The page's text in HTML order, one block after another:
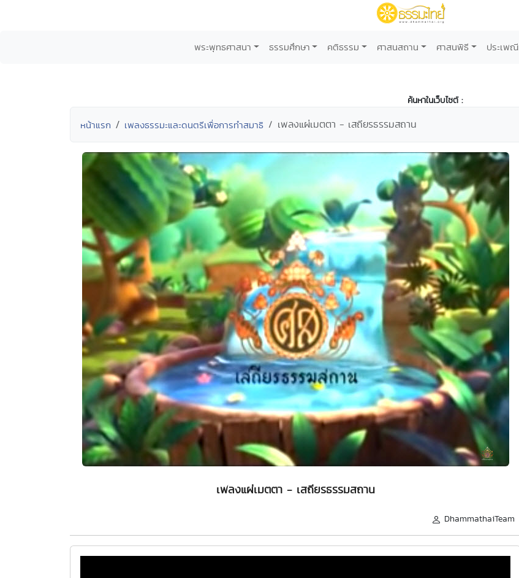
พระพุทธศาสนา ธรรมศึกษา คติธรรม ศาสนสถาน ศาสนพิธี ประเพณี
ค้นหาในเว็บไซต์ :
หน้าแรก เพลงธรรมะและดนตรีเพื่อการทำสมาธิ เพลงแผ่เมตตา - เสถียรธรรมสถาน
เพลงแผ่เมตตา - เสถียรธรรมสถาน
DhammathaiTeam